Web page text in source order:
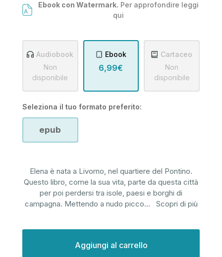
Ebook con Watermark. Per approfondire leggi
qui
Audiobook
Non
disponibile
Ebook
6,99€
Cartaceo
Non
disponibile
Seleziona il tuo formato preferito:
epub
Elena è nata a Livorno, nel quartiere del Pontino.
Questo libro, come la sua vita, parte da questa città
per poi perdersi tra isole, paesi e borghi di
campagna. Mettendo a nudo picco... Scopri di più